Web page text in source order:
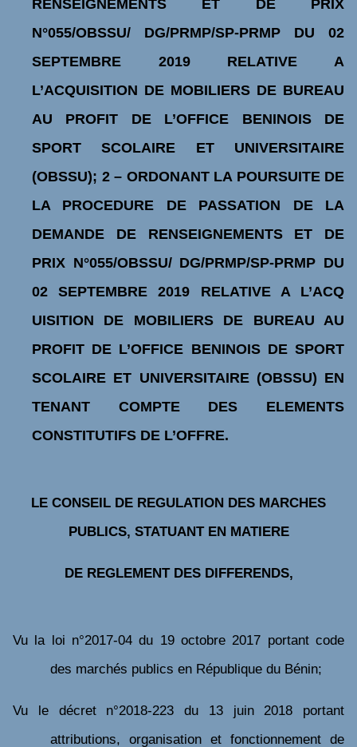
RENSEIGNEMENTS ET DE PRIX
N°055/OBSSU/ DG/PRMP/SP-PRMP DU 02
SEPTEMBRE 2019 RELATIVE A
L’ACQUISITION DE MOBILIERS DE BUREAU
AU PROFIT DE L’OFFICE BENINOIS DE
SPORT SCOLAIRE ET UNIVERSITAIRE
(OBSSU); 2 – ORDONANT LA POURSUITE DE
LA PROCEDURE DE PASSATION DE LA
DEMANDE DE RENSEIGNEMENTS ET DE
PRIX N°055/OBSSU/ DG/PRMP/SP-PRMP DU
02 SEPTEMBRE 2019 RELATIVE A L’ACQ
UISITION DE MOBILIERS DE BUREAU AU
PROFIT DE L’OFFICE BENINOIS DE SPORT
SCOLAIRE ET UNIVERSITAIRE (OBSSU) EN
TENANT COMPTE DES ELEMENTS
CONSTITUTIFS DE L’OFFRE.
LE CONSEIL DE REGULATION DES MARCHES
PUBLICS, STATUANT EN MATIERE
DE REGLEMENT DES DIFFERENDS,
Vu la loi n°2017-04 du 19 octobre 2017 portant code
des marchés publics en République du Bénin;
Vu
le décret n°2018-223 du 13 juin 2018 portant
attributions, organisation et fonctionnement de